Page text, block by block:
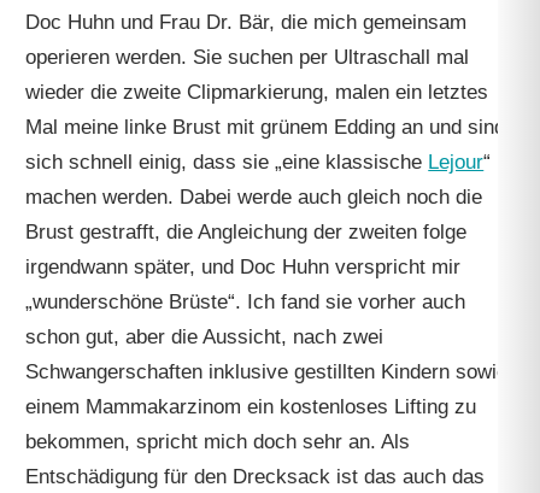
Doc Huhn und Frau Dr. Bär, die mich gemeinsam
operieren werden. Sie suchen per Ultraschall mal
wieder die zweite Clipmarkierung, malen ein letztes
Mal meine linke Brust mit grünem Edding an und sind
sich schnell einig, dass sie „eine klassische Lejour“
machen werden. Dabei werde auch gleich noch die
Brust gestrafft, die Angleichung der zweiten folge
irgendwann später, und Doc Huhn verspricht mir
„wunderschöne Brüste“. Ich fand sie vorher auch
schon gut, aber die Aussicht, nach zwei
Schwangerschaften inklusive gestillten Kindern sowie
einem Mammakarzinom ein kostenloses Lifting zu
bekommen, spricht mich doch sehr an. Als
Entschädigung für den Drecksack ist das auch das